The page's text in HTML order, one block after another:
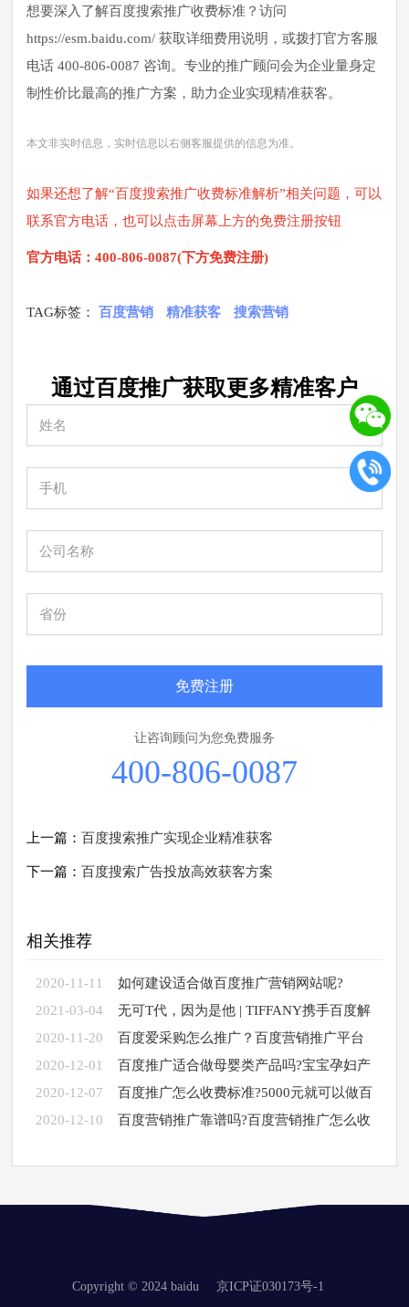
想要深入了解百度搜索推广收费标准？访问
https://esm.baidu.com/ 获取详细费用说明，或拨打官方客服
电话 400-806-0087 咨询。专业的推广顾问会为企业量身定
制性价比最高的推广方案，助力企业实现精准获客。
本文非实时信息，实时信息以右侧客服提供的信息为准。
如果还想了解“百度搜索推广收费标准解析”相关问题，可以
联系官方电话，也可以点击屏幕上方的免费注册按钮
官方电话：400-806-0087(下方免费注册)
TAG标签：百度营销 精准获客 搜索营销
通过百度推广获取更多精准客户
免费注册
让咨询顾问为您免费服务
400-806-0087
上一篇：百度搜索推广实现企业精准获客
下一篇：百度搜索广告投放高效获客方案
相关推荐
2020-11-11
如何建设适合做百度推广营销网站呢?
2021-03-04
无可T代，因为是他 | TIFFANY携手百度解
锁营销新玩
2020-11-20
百度爱采购怎么推广？百度营销推广平台
2020-12-01
百度推广适合做母婴类产品吗?宝宝孕妇产
品怎么
2020-12-07
百度推广怎么收费标准?5000元就可以做百
度营销了吗?
2020-12-10
百度营销推广靠谱吗?百度营销推广怎么收
Copyright © 2024 baidu 京ICP证030173号-1